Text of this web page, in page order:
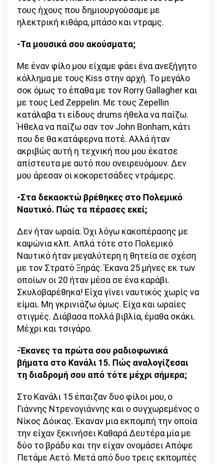
τους ήχους που δημιουργούσαμε με
ηλεκτρική κιθάρα, μπάσο και ντραμς.
-Τα μουσικά σου ακούσματα;
Με έναν φίλο μου είχαμε φάει ένα ανεξήγητο
κόλλημα με τους Kiss στην αρχή. Το μεγάλο
σοκ όμως το έπαθα με τον Rorry Gallagher και
με τους Led Zeppelin. Με τους Zepellin
κατάλαβα τι είδους drums ήθελα να παίζω.
Ήθελα να παίζω σαν τον John Bonham, κάτι
που δε θα κατάφερνα ποτέ. Αλλά ήταν
ακριβώς αυτή η τεχνική που μου έκατσε
απίστευτα με αυτό που ονειρευόμουν. Δεν
μου άρεσαν οι κοκορετσάδες ντράμερς.
-Στα δεκαοκτώ βρέθηκες στο Πολεμικό
Ναυτικό. Πώς τα πέρασες εκεί;
Δεν ήταν ωραία. Όχι λόγω κακοπέρασης με
καψώνια κλπ. Απλά τότε στο Πολεμικό
Ναυτικό ήταν μεγαλύτερη η θητεία σε σχέση
με τον Στρατό Ξηράς. Έκανα 25 μήνες εκ των
οποίων οι 20 ήταν μέσα σε ένα καράβι.
Σκυλοβαρέθηκα! Είχα γίνει ναυτικός χωρίς να
είμαι. Μη γκρινιάζω όμως. Είχα και ωραίες
στιγμές. Διάβασα πολλά βιβλία, έμαθα σκάκι.
Μέχρι και τσιγάρο.
-Έκανες τα πρώτα σου ραδιοφωνικά
βήματα στο Κανάλι 15. Πώς αναλογίζεσαι
τη διαδρομή σου από τότε μέχρι σήμερα;
Στο Κανάλι 15 έπαιζαν δυο φίλοι μου, ο
Γιάννης Ντρενογιάννης και ο συγχωρεμένος ο
Νίκος Δόικας. Έκαναν μια εκπομπή την οποία
την είχαν ξεκινήσει Καθαρά Δευτέρα μία με
δύο το βράδυ και την είχαν ονομάσει Απόψε
Πετάμε Αετό. Μετά από δυο τρεις εκπομπές